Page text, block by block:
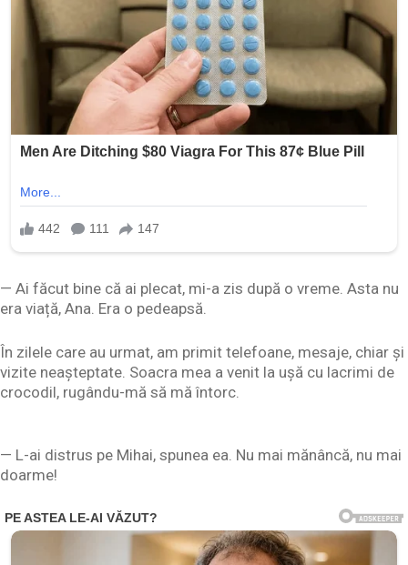
— Ai făcut bine că ai plecat, mi-a zis după o vreme. Asta nu
era viață, Ana. Era o pedeapsă.
În zilele care au urmat, am primit telefoane, mesaje, chiar și
vizite neașteptate. Soacra mea a venit la ușă cu lacrimi de
crocodil, rugându-mă să mă întorc.
— L-ai distrus pe Mihai, spunea ea. Nu mai mănâncă, nu mai
doarme!